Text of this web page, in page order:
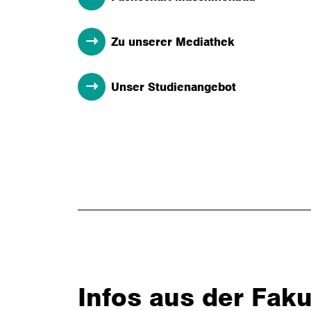
Zu unserer Mediathek
Unser Studienangebot
Infos aus der